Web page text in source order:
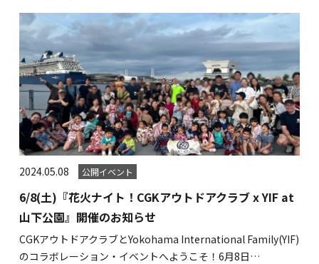
2024.05.08 公開イベント
6/8(土)『花火ナイト！CGKアウトドアクラブ x YIF at
山下公園』開催のお知らせ
CGKアウトドアクラブとYokohama International Family(YIF)
のコラボレーション・イベントへようこそ！6月8日…